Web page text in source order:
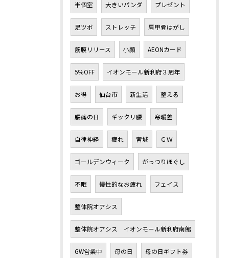
半個室 大きいパンダ プレゼント
足ツボ ストレッチ 肩甲骨はがし
筋膜リリース 小顔 AEONカード
5％OFF イオンモール新利府３周年
お得 仙台市 新生活 整える
腰痛の日 ギックリ腰 寒暖差
自律神経 疲れ 宮城 ＧＷ
ゴールデンウィーク がっつりほぐし
不眠 慢性的なお疲れ フェイス
整体院オアシス
整体院オアシス イオンモール新利府南館
GW営業中 母の日 母の日ギフト券